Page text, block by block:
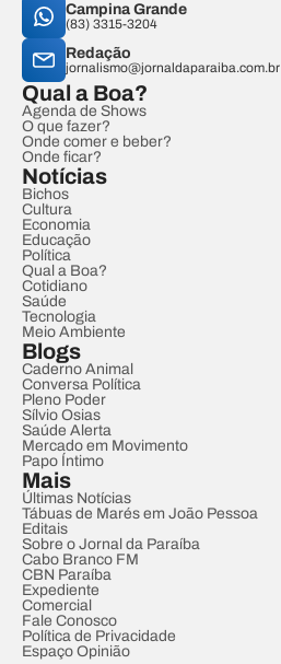
Campina Grande
(83) 3315-3204
Redação
jornalismo@jornaldaparaiba.com.br
Qual a Boa?
Agenda de Shows
O que fazer?
Onde comer e beber?
Onde ficar?
Notícias
Bichos
Cultura
Economia
Educação
Política
Qual a Boa?
Cotidiano
Saúde
Tecnologia
Meio Ambiente
Blogs
Caderno Animal
Conversa Política
Pleno Poder
Sílvio Osias
Saúde Alerta
Mercado em Movimento
Papo Íntimo
Mais
Últimas Notícias
Tábuas de Marés em João Pessoa
Editais
Sobre o Jornal da Paraíba
Cabo Branco FM
CBN Paraíba
Expediente
Comercial
Fale Conosco
Política de Privacidade
Espaço Opinião